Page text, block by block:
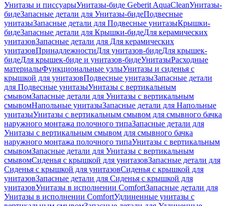
Унитазы и писсуарыУнитазы-биде Geberit AquaCleanУнитазы-
бидеЗапасные детали для Унитазы-бидеПодвесные
унитазыЗапасные детали для Подвесные унитазыКрышки-
бидеЗапасные детали для Крышки-бидеДля керамических
унитазовЗапасные детали для Для керамических
унитазовПринадлежностиДля унитазов-бидеДля крышек-
бидеДля крышек-биде и унитазов-бидеУнитазыРасходные
материалыФункциональные узлыУнитазы и сиденья с
крышкой для унитазовПодвесные унитазыЗапасные детали
для Подвесные унитазыУнитазы с вертикальным
смывомЗапасные детали для Унитазы с вертикальным
смывомНапольные унитазыЗапасные детали для Напольные
унитазыУнитазы с вертикальным смывом для смывного бачка
наружного монтажа полочного типаЗапасные детали для
Унитазы с вертикальным смывом для смывного бачка
наружного монтажа полочного типаУнитазы с вертикальным
смывомЗапасные детали для Унитазы с вертикальным
смывомСиденья с крышкой для унитазовЗапасные детали для
Сиденья с крышкой для унитазовСиденья с крышкой для
унитазовЗапасные детали для Сиденья с крышкой для
унитазовУнитазы в исполнении ComfortЗапасные детали для
Унитазы в исполнении ComfortУдлиненные унитазы с